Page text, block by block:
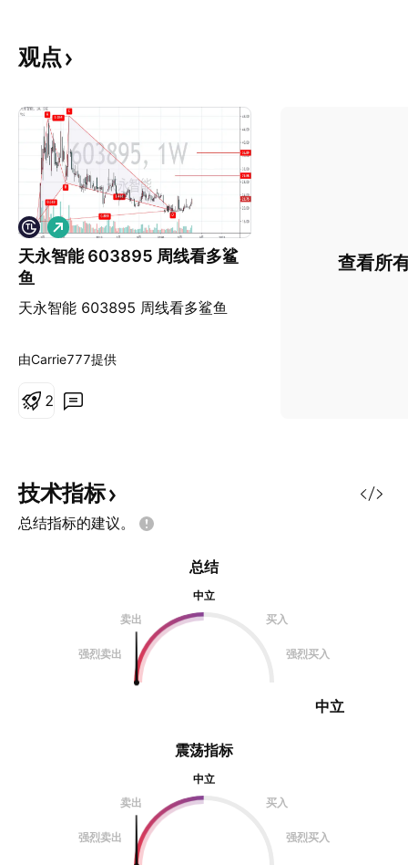
观点
天永智能 603895 周线看多鲨
鱼
天永智能 603895 周线看多鲨鱼
做
多
由Carrie777提供
2
查看所
技术指标
总结指标的建议。
震荡指标
中立
卖出
买入
强烈卖出 强烈买入
总结
中立
卖出
买入
强烈卖出 强烈买入
中立